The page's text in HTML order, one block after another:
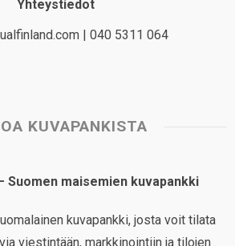
Yhteystiedot
| 040 5311 064
KUVAPANKISTA
Suomen maisemien kuvapankki
kuvapankki, josta voit tilata
viestintään, markkinointiin ja tilojen